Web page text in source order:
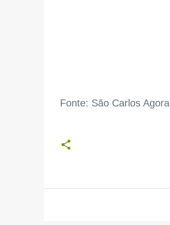
Fonte: São Carlos Agora